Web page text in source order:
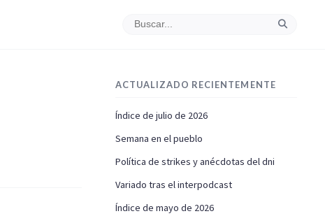
ACTUALIZADO RECIENTEMENTE
Índice de julio de 2026
Semana en el pueblo
Política de strikes y anécdotas del dni
Variado tras el interpodcast
Índice de mayo de 2026